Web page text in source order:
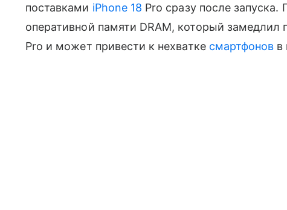
поставками iPhone 18 Pro сразу после
оперативной памяти DRAM, который замедлил
Pro и может привести к нехватке смартфонов в